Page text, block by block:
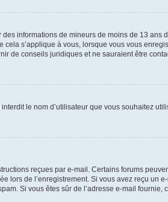
informations de mineurs de moins de 13 ans
s’applique à vous, lorsque vous vous
de conseils juridiques et ne sauraient être
le nom d’utilisateur que vous souhaitez
reçues par e-mail. Certains forums
lors de l’enregistrement. Si vous avez reçu un
Si vous êtes sûr de l’adresse e-mail fournie,